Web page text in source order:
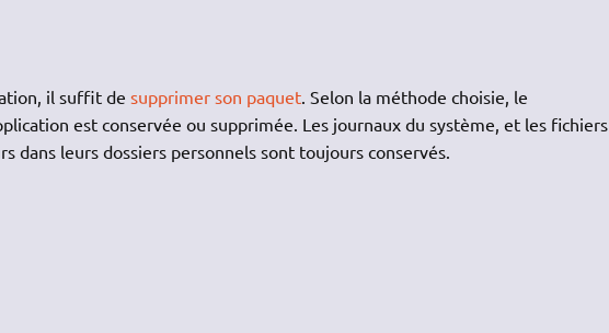
il suffit de supprimer son paquet. Selon la méthode choisie, le
est conservée ou supprimée. Les journaux du système, et les fichiers
dans leurs dossiers personnels sont toujours conservés.